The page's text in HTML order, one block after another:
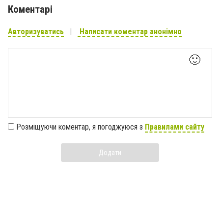
Коментарі
Авторизуватись Написати коментар анонімно
🙂
Розміщуючи коментар, я погоджуюся з Правилами сайту
Додати